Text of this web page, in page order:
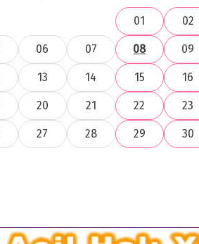
01 02
06 07 08 09
13 14 15 16
20 21 22 23
27 28 29 30